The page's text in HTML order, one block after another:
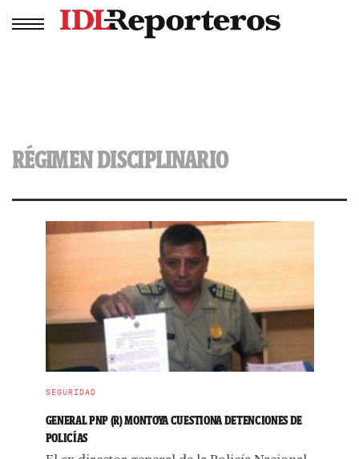
RÉGIMEN DISCIPLINARIO
SEGURIDAD
GENERAL PNP (R) MONTOYA CUESTIONA DETENCIONES DE
POLICÍAS